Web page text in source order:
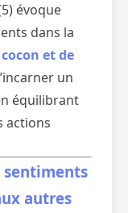
évoque
dans la
cocon et de
un
équilibrant
actions
autres